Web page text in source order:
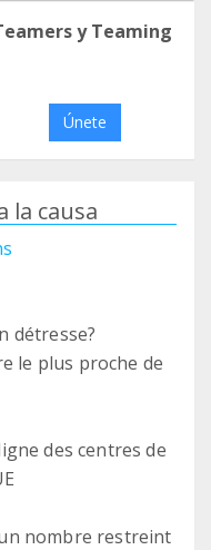
y Teaming
Únete
la causa
détresse?
le plus proche de
des centres de
nombre restreint